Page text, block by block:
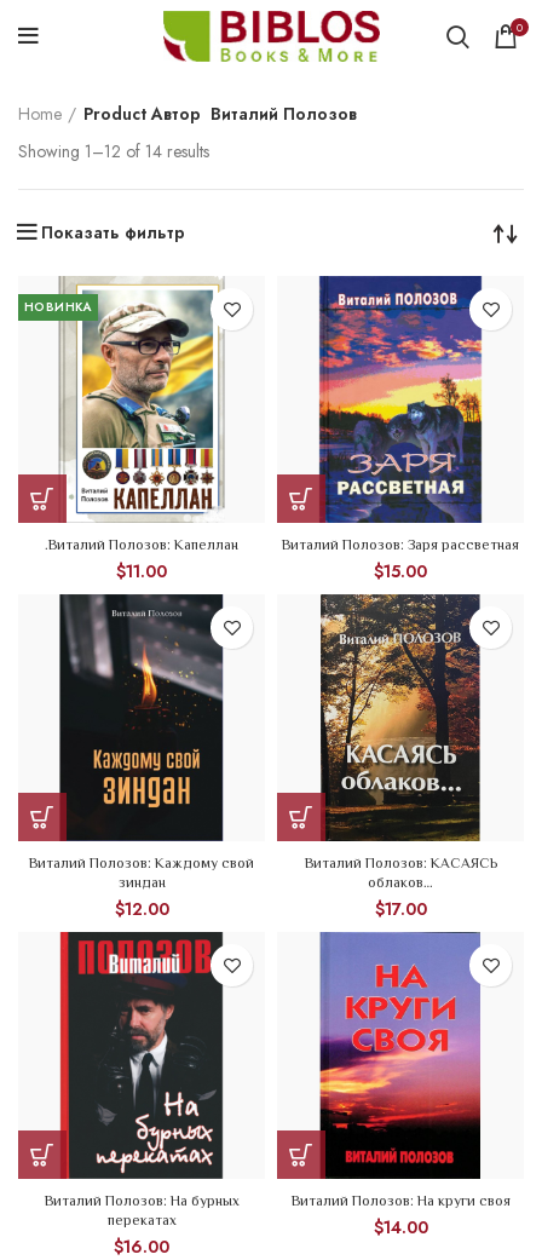
0
Home Product Автор Виталий Полозов
Showing 1–12 of 14 results
Показать фильтр
НОВИНКА
.Виталий Полозов: Капеллан
$11.00
Виталий Полозов: Заря рассветная
$15.00
Виталий Полозов: Каждому свой
зиндан
$12.00
Виталий Полозов: КАСАЯСЬ
облаков…
$17.00
Виталий Полозов: На бурных
перекатах
$16.00
Виталий Полозов: На круги своя
$14.00